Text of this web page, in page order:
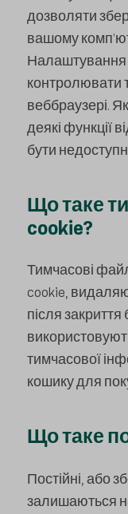
дозволяти
вашому
Налаштування
контролювати
веббраузері.
деякі функції
бути
Що таке
cookie?
Тимчасові
cookie,
після
тимчасової
кошику для
Що таке
Постійні, або
залишаються